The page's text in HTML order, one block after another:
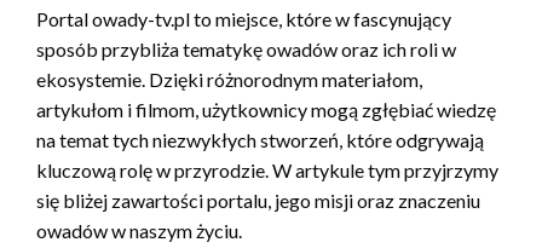
Portal owady-tv.pl to miejsce, które w fascynujący
sposób przybliża tematykę owadów oraz ich roli w
ekosystemie. Dzięki różnorodnym materiałom,
artykułom i filmom, użytkownicy mogą zgłębiać wiedzę
na temat tych niezwykłych stworzeń, które odgrywają
kluczową rolę w przyrodzie. W artykule tym przyjrzymy
się bliżej zawartości portalu, jego misji oraz znaczeniu
owadów w naszym życiu.